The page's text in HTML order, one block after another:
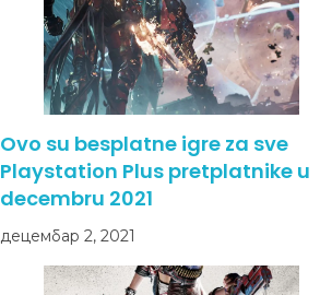
Ovo su besplatne igre za sve
Playstation Plus pretplatnike u
decembru 2021
децембар 2, 2021